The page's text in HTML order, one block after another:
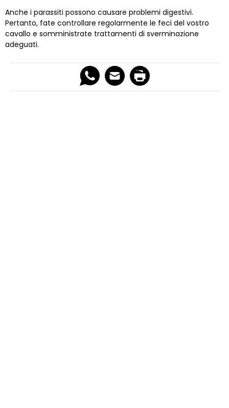
Anche i parassiti possono causare problemi digestivi.
Pertanto, fate controllare regolarmente le feci del vostro
cavallo e somministrate trattamenti di sverminazione
adeguati.